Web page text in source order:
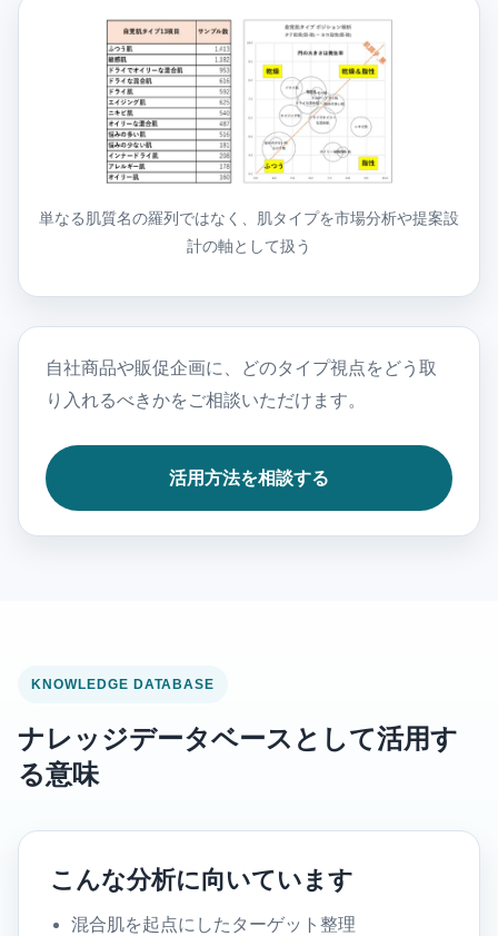
単なる肌質名の羅列ではなく、肌タイプを市場分析や提案設
計の軸として扱う
自社商品や販促企画に、どのタイプ視点をどう取
り入れるべきかをご相談いただけます。
活用方法を相談する
KNOWLEDGE DATABASE
ナレッジデータベースとして活用す
る意味
こんな分析に向いています
混合肌を起点にしたターゲット整理